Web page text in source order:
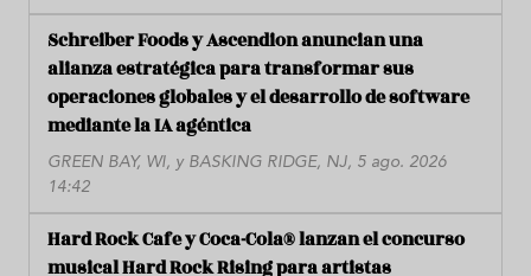
Schreiber Foods y Ascendion anuncian una
alianza estratégica para transformar sus
operaciones globales y el desarrollo de software
mediante la IA agéntica
GREEN BAY, WI, y BASKING RIDGE, NJ, 5 ago. 2026
14:42
Hard Rock Cafe y Coca-Cola® lanzan el concurso
musical Hard Rock Rising para artistas